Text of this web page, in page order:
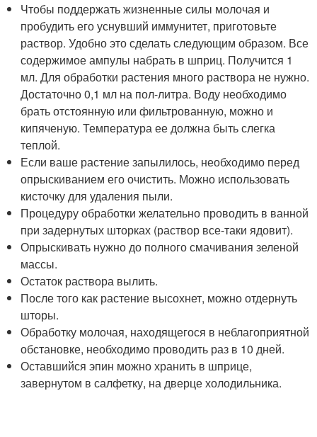
Чтобы поддержать жизненные силы молочая и
пробудить его уснувший иммунитет, приготовьте
раствор. Удобно это сделать следующим образом. Все
содержимое ампулы набрать в шприц. Получится 1
мл. Для обработки растения много раствора не нужно.
Достаточно 0,1 мл на пол-литра. Воду необходимо
брать отстоянную или фильтрованную, можно и
кипяченую. Температура ее должна быть слегка
теплой.
Если ваше растение запылилось, необходимо перед
опрыскиванием его очистить. Можно использовать
кисточку для удаления пыли.
Процедуру обработки желательно проводить в ванной
при задернутых шторках (раствор все-таки ядовит).
Опрыскивать нужно до полного смачивания зеленой
массы.
Остаток раствора вылить.
После того как растение высохнет, можно отдернуть
шторы.
Обработку молочая, находящегося в неблагоприятной
обстановке, необходимо проводить раз в 10 дней.
Оставшийся эпин можно хранить в шприце,
завернутом в салфетку, на дверце холодильника.